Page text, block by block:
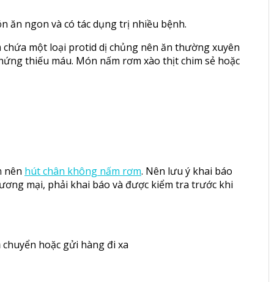
ăn ngon và có tác dụng trị nhiều bệnh.
một loại protid dị chủng nên ăn thường xuyên
thiếu máu. Món nấm rơm xào thịt chim sẻ hoặc
nên hút chân không nấm rơm. Nên lưu ý khai báo
mại, phải khai báo và được kiểm tra trước khi
hoặc gửi hàng đi xa